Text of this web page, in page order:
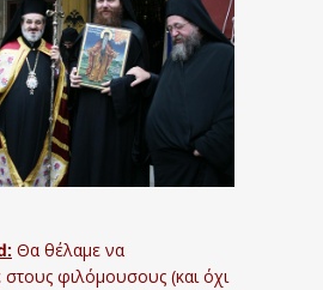
Θα θέλαμε να
φιλόμουσους (και όχι